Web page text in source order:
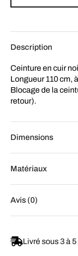
Description
Ceinture en cuir
Longueur 110 cm,
Blocage de la
retour).
Dimensions
Matériaux
Avis (0)
Livré sous 3 à